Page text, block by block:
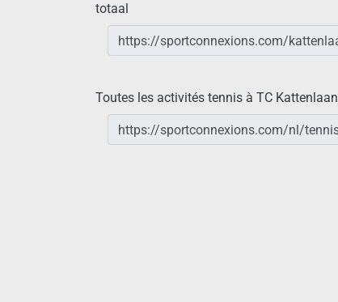
totaal
Toutes les activités tennis à TC Kattenlaan